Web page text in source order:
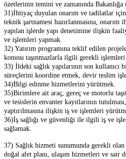
özetlerinin temini ve zamanında Bakanlığa
31)İhtiyaç duyulan onarım ve tadilatlar
teknik şartnamesi hazırlanmasına, onarım
yapılan işlerde yapı denetimine ilişkin
ve işlemleri yapmak.
32) Yatırım programına teklif edilen
konusu taşınmazlarla ilgili gerekli işlemleri
33) İldeki sağlık yapılarının son kullanıcı
süreçlerini koordine etmek, devir teslim
34)Bilgi edinme hizmetlerini yürütmek.
35)Birimlere ait araç, gereç ve motorlu
ve tesislerin envanter kayıtlarının
yaptırılmasına ilişkin iş ve işlemleri
36)İş sağlığı ve güvenliği ile ilgili iş ve
sağlamak.
37) Sağlık hizmeti sunumunda gerekli
doğal afet planı, ulaşım hizmetleri ve sair